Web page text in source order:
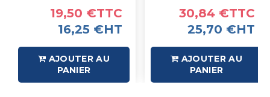
19,50 €TTC
16,25 €HT
AJOUTER AU
PANIER
30,84 €TTC
25,70 €HT
AJOUTER AU
PANIER